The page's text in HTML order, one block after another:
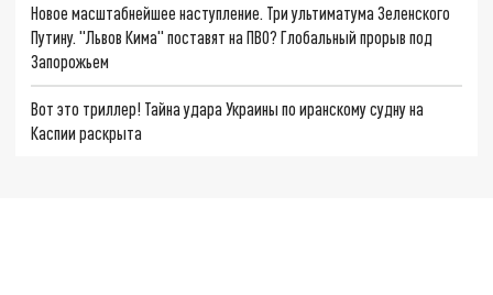
Новое масштабнейшее наступление. Три ультиматума Зеленского
Путину. "Львов Кима" поставят на ПВО? Глобальный прорыв под
Запорожьем
Вот это триллер! Тайна удара Украины по иранскому судну на
Каспии раскрыта